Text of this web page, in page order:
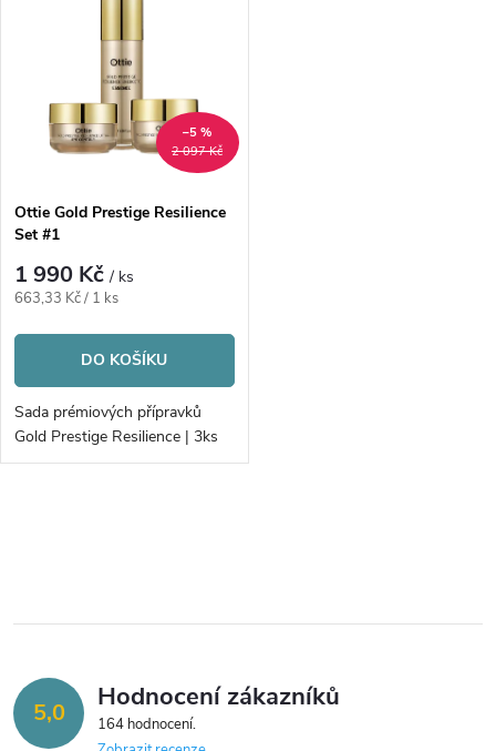
2 097 Kč
–5 %
Ottie Gold Prestige Resilience
Set #1
1 990 Kč/ ks
Měrná
663,33 Kč / 1 ks
DO KOŠÍKU
Sada prémiových přípravků
Gold Prestige Resilience | 3ks
l
d 5,0 Hodnocení zákazníků
164 hodnocení